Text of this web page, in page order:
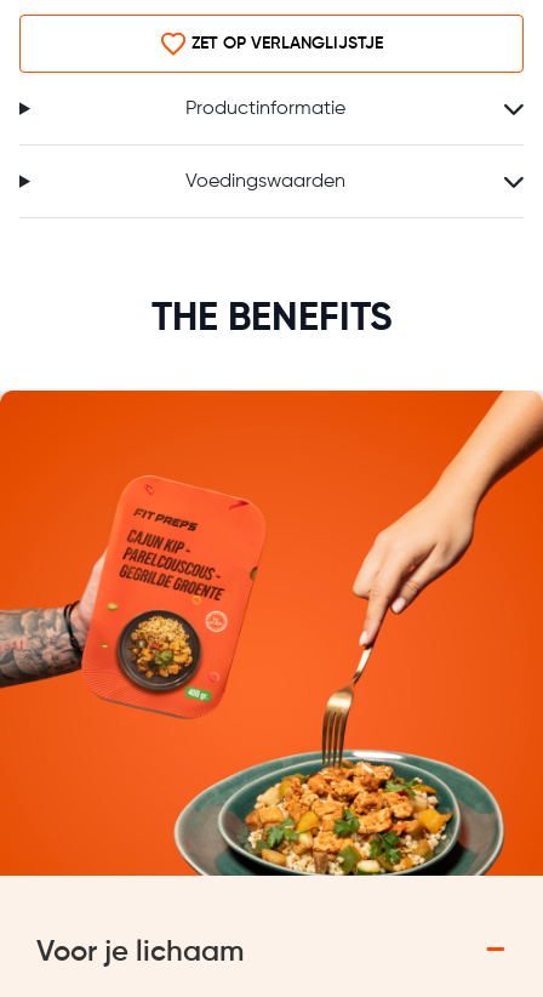
ZET OP VERLANGLIJSTJE
Productinformatie
Voedingswaarden
THE BENEFITS
Voor je lichaam −